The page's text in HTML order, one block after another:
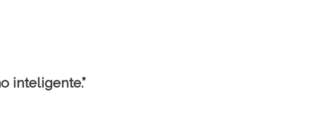
inteligente.”